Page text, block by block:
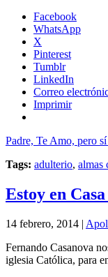
Facebook
WhatsApp
X
Pinterest
Tumblr
LinkedIn
Correo
Imprimir
Padre, Te Amo, pero
Tags: adulterio, almas
Estoy en
14 febrero, 2014 |
Fernando Casanova
iglesia Católica, para